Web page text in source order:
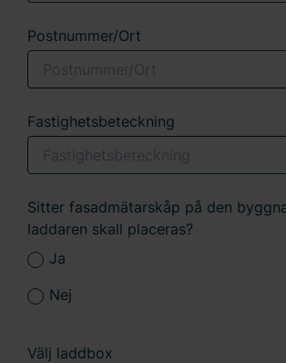
Postnummer/Ort
Fastighetsbeteckning
Sitter fasadmätarskåp på den
laddaren skall placeras?
Ja
Nej
Välj laddbox